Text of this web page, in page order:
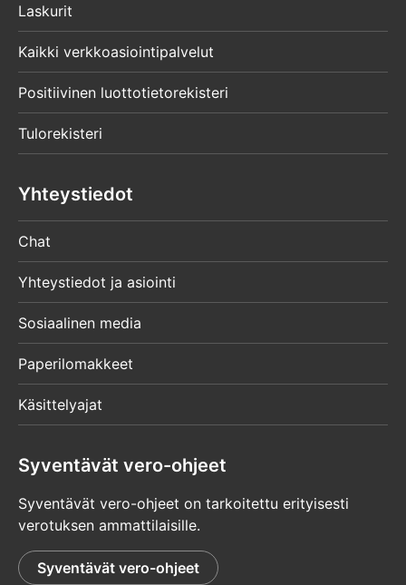
Laskurit
Kaikki verkkoasiointipalvelut
Positiivinen luottotietorekisteri
Tulorekisteri
Yhteystiedot
Chat
Yhteystiedot ja asiointi
Sosiaalinen media
Paperilomakkeet
Käsittelyajat
Syventävät vero-ohjeet
Syventävät vero-ohjeet on tarkoitettu erityisesti
verotuksen ammattilaisille.
Syventävät vero-ohjeet